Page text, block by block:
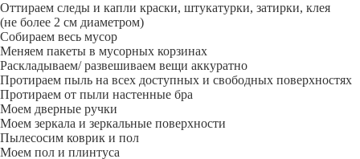
Оттираем следы и капли краски, штукатурки, затирки, клея
(не более 2 см диаметром)
Собираем весь мусор
Меняем пакеты в мусорных корзинах
Раскладываем/ развешиваем вещи аккуратно
Протираем пыль на всех доступных и свободных поверхностях
Протираем от пыли настенные бра
Моем дверные ручки
Моем зеркала и зеркальные поверхности
Пылесосим коврик и пол
Моем пол и плинтуса